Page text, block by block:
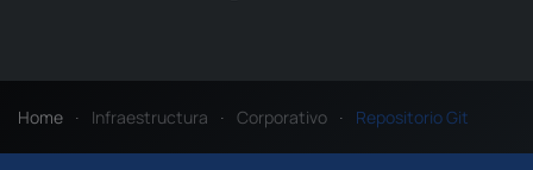
Home Infraestructura Corporativo Repositorio Git